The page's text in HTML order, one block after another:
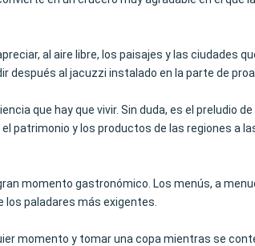
al aire libre, los paisajes y las ciudades
al jacuzzi instalado en la parte de
que hay que vivir. Sin duda, es el preludio
y los productos de las regiones a
momento gastronómico. Los menús, a
paladares más exigentes.
momento y tomar una copa mientras se